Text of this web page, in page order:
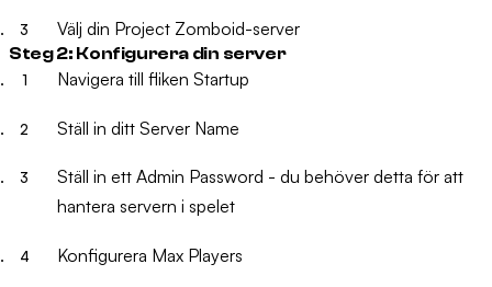
Välj din Project Zomboid-server
Steg 2: Konfigurera din server
Navigera till fliken Startup
Ställ in ditt Server Name
Ställ in ett Admin Password - du behöver detta för att
hantera servern i spelet
Konfigurera Max Players